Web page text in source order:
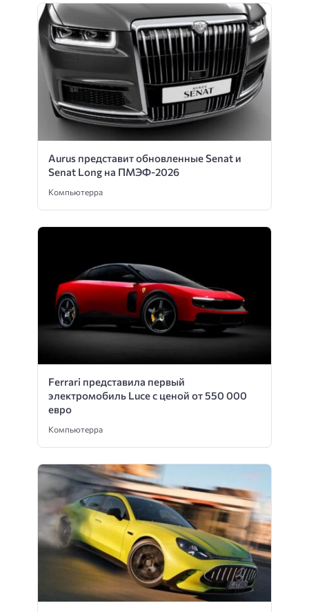
Aurus представит обновленные Senat и
Senat Long на ПМЭФ-2026
Компьютерра
Ferrari представила первый
электромобиль Luce с ценой от 550 000
евро
Компьютерра